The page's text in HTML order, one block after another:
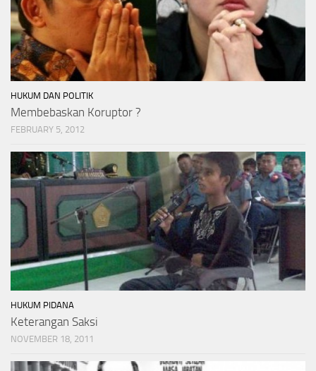
HUKUM DAN POLITIK
Membebaskan Koruptor ?
FEBRUARY 5, 2012
HUKUM PIDANA
Keterangan Saksi
NOVEMBER 18, 2011